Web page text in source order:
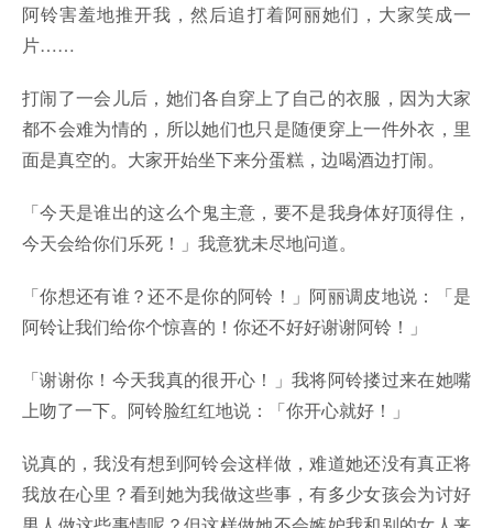
阿铃害羞地推开我，然后追打着阿丽她们，大家笑成一
片……
打闹了一会儿后，她们各自穿上了自己的衣服，因为大家
都不会难为情的，所以她们也只是随便穿上一件外衣，里
面是真空的。大家开始坐下来分蛋糕，边喝酒边打闹。
「今天是谁出的这么个鬼主意，要不是我身体好顶得住，
今天会给你们乐死！」我意犹未尽地问道。
「你想还有谁？还不是你的阿铃！」阿丽调皮地说：「是
阿铃让我们给你个惊喜的！你还不好好谢谢阿铃！」
「谢谢你！今天我真的很开心！」我将阿铃搂过来在她嘴
上吻了一下。阿铃脸红红地说：「你开心就好！」
说真的，我没有想到阿铃会这样做，难道她还没有真正将
我放在心里？看到她为我做这些事，有多少女孩会为讨好